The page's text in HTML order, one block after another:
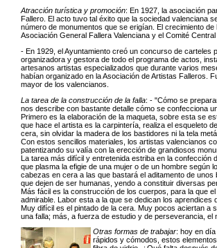
Atracción turística y promoción: En 1927, la asociación
Fallero. El acto tuvo tal éxito que la sociedad valenciana
número de monumentos que se erigían. El crecimiento
Asociación General Fallera Valenciana y el Comité
- En 1929, el Ayuntamiento creó un concurso de carteles
organizadora y gestora de todo el programa de actos,
artesanos artistas especializados que durante varios
habían organizado en la Asociación de Artistas Falleros.
mayor de los valencianos.
La tarea de la construcción de la falla: - "Cómo se
nos describe con bastante detalle cómo se confecciona
Primero es la elaboración de la maqueta, sobre esta se
que hace el artista es la carpintería, realiza el esqueleto
cera, sin olvidar la madera de los bastidores ni la tela
Con estos sencillos materiales, los artistas valencianos
patentizando su valía con la erección de grandiosos
La tarea más difícil y entretenida estriba en la
que plasma la efigie de una mujer o de un hombre
cabezas en cera a las que bastará el aditamento de
que dejen de ser humanas, yendo a constituir diversas
Más fácil es la construcción de los cuerpos, para la que
admirable. Labor esta a la que se dedican los aprendices
Muy difícil es el pintado de la cera. Muy pocos aciertan a
una falla; más, a fuerza de estudio y de perseverancia, el
Otras formas de trabajar: hoy en
rápidos y cómodos, estos